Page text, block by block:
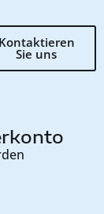
Kontaktieren
Sie uns